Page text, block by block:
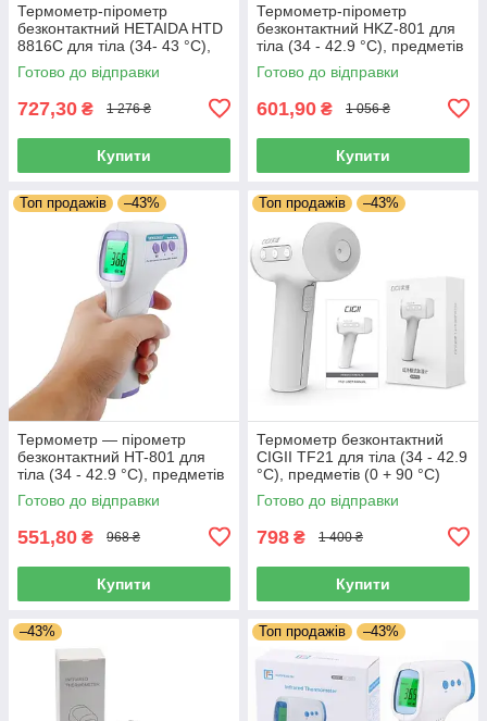
Термометр-пірометр
безконтактний HETAIDA HTD
8816С для тіла (34- 43 °C),
предметів (0 + 99,9 °C)
Готово до відправки
727,30 ₴ 1 276 ₴
Купити
Термометр-пірометр
безконтактний HKZ-801 для
тіла (34 - 42.9 °C), предметів
(0 + 100 °C)
Готово до відправки
601,90 ₴ 1 056 ₴
Купити
Топ продажів –43%
Термометр — пірометр
безконтактний HT-801 для
тіла (34 - 42.9 °C), предметів
(0 + 100 °C)
Готово до відправки
551,80 ₴ 968 ₴
Купити
Топ продажів –43%
Термометр безконтактний
CIGII TF21 для тіла (34 - 42.9
°C), предметів (0 + 90 °C)
Готово до відправки
798 ₴ 1 400 ₴
Купити
–43% Топ продажів –43%